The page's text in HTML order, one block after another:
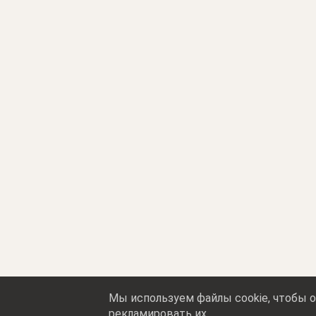
Мы используем файлы cookie, чтобы